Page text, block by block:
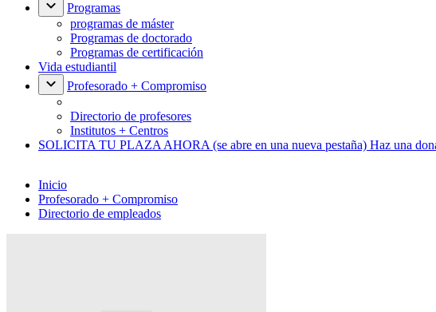
Programas
programas de máster
Programas de doctorado
Programas de certificación
Vida estudiantil
Profesorado + Compromiso
Directorio de profesores
Institutos + Centros
SOLICITA TU PLAZA AHORA (se abre en una nueva pestaña) Haz una
Inicio
Profesorado + Compromiso
Directorio de empleados